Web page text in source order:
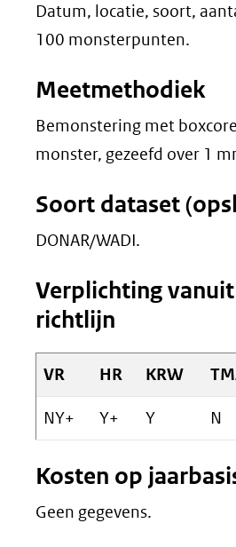
Datum, locatie, soort,
100 monsterpunten.
Meetmethodiek
Bemonstering met
monster, gezeefd over 1
Soort dataset
DONAR/WADI.
Verplichting
richtlijn
VR HR KRW
NY+ Y+ Y N
Kosten op
Geen gegevens.